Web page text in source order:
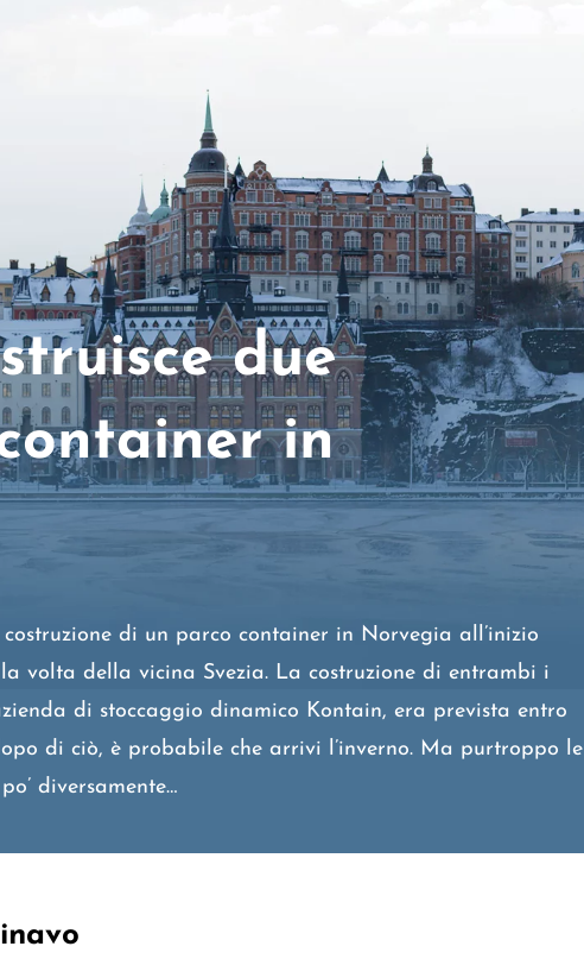
due
in
di un parco container in Norvegia all’inizio
volta della vicina Svezia. La costruzione di entrambi i
di stoccaggio dinamico Kontain, era prevista entro
di ciò, è probabile che arrivi l’inverno. Ma purtroppo le
diversamente…